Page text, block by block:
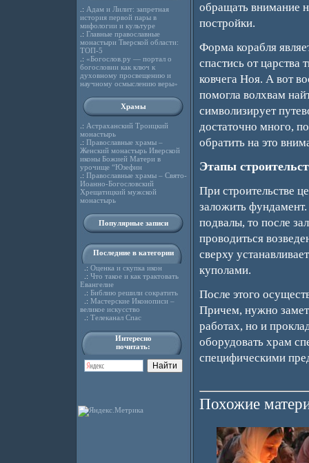
.: Адам и Лилит: запретная
история первой пары в
мифологии и культуре
.: Главные православные
монастыри Тверской области:
ТОП-5
.: «Богослов.ру — портал о
богословии как ключ к
духовному просвещению и
научному осмыслению веры»
Храмы
.: Астраханский Троицкий
монастырь
.: Православные храмы –
Женский монастырь Иверской
иконы Божией Матери в
урочище “Юзефин
.: Православные храмы – Свято-
Иоанно-Богословский
Хрещатицкий мужской
монастырь
Популярные записи
Последние в категории
.: Оценка и скупка икон
.: Что такое и как трактовать
Евангелие
.: Библию решили сократить
.: Мастерские Иконописи –
великое искусство
.: Телеканал Спас
Интересно
почитать:
обращать внимание
постройки.
Форма корабля
спастись от
ковчега Ноя. А вот
помогла волхвам
символизирует
достаточно много,
обратить на это
Этапы
При строительстве
заложить
подвалы, то после
проводиться
сверху
куполами.
После этого
Причем, нужно
работах, но и
оборудовать храм
специфическими
Похожие